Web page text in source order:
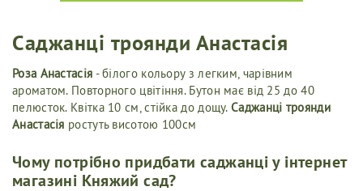
Саджанці троянди Анастасія
Роза Анастасія - білого кольору з легким, чарівним
ароматом. Повторного цвітіння. Бутон має від 25 до 40
пелюсток. Квітка 10 см, стійка до дощу.Саджанці троянди
Анастасія ростуть висотою 100см
Чому потрібно придбати саджанці у інтернет
магазині Княжий сад?